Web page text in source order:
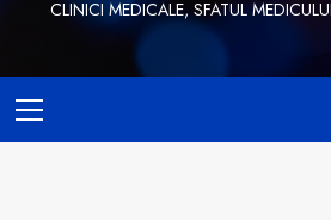
CLINICI MEDICALE, SFATUL
Menu